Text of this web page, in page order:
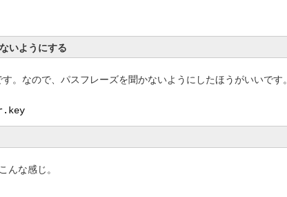
いようにする
。なので、パスフレーズを聞かないようにしたほうがいいです。
な感じ。